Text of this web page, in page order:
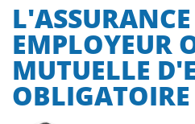
EMPLOYEUR
MUTUELLE
OBLIGATOIRE